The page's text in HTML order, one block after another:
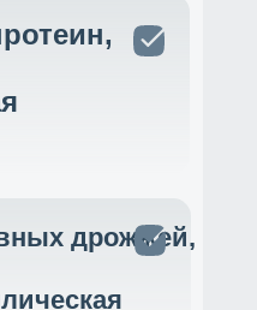
дрожжей,